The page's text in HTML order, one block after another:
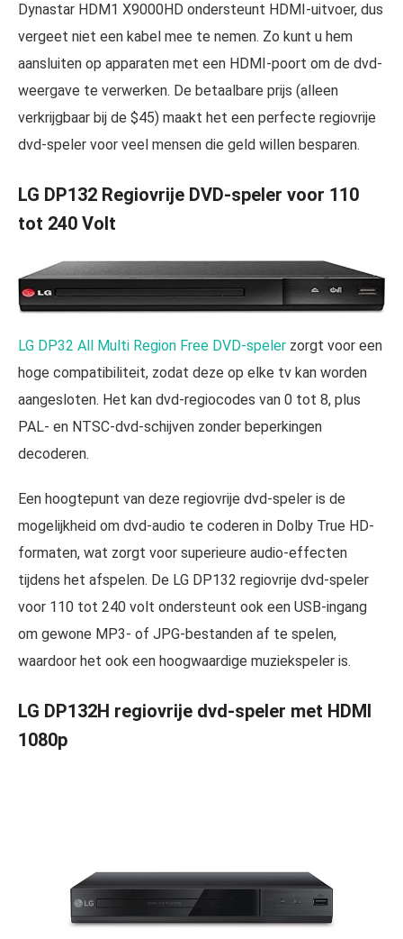
Dynastar HDM1 X9000HD ondersteunt HDMI-uitvoer, dus
vergeet niet een kabel mee te nemen. Zo kunt u hem
aansluiten op apparaten met een HDMI-poort om de dvd-
weergave te verwerken. De betaalbare prijs (alleen
verkrijgbaar bij de $45) maakt het een perfecte regiovrije
dvd-speler voor veel mensen die geld willen besparen.
LG DP132 Regiovrije DVD-speler voor 110
tot 240 Volt
LG DP32 All Multi Region Free DVD-speler zorgt voor een
hoge compatibiliteit, zodat deze op elke tv kan worden
aangesloten. Het kan dvd-regiocodes van 0 tot 8, plus
PAL- en NTSC-dvd-schijven zonder beperkingen
decoderen.
Een hoogtepunt van deze regiovrije dvd-speler is de
mogelijkheid om dvd-audio te coderen in Dolby True HD-
formaten, wat zorgt voor superieure audio-effecten
tijdens het afspelen. De LG DP132 regiovrije dvd-speler
voor 110 tot 240 volt ondersteunt ook een USB-ingang
om gewone MP3- of JPG-bestanden af te spelen,
waardoor het ook een hoogwaardige muziekspeler is.
LG DP132H regiovrije dvd-speler met HDMI
1080p